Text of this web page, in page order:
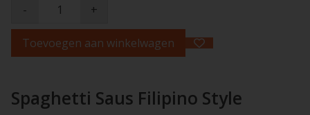
-
+
Toevoegen aan winkelwagen
Spaghetti Saus Filipino Style